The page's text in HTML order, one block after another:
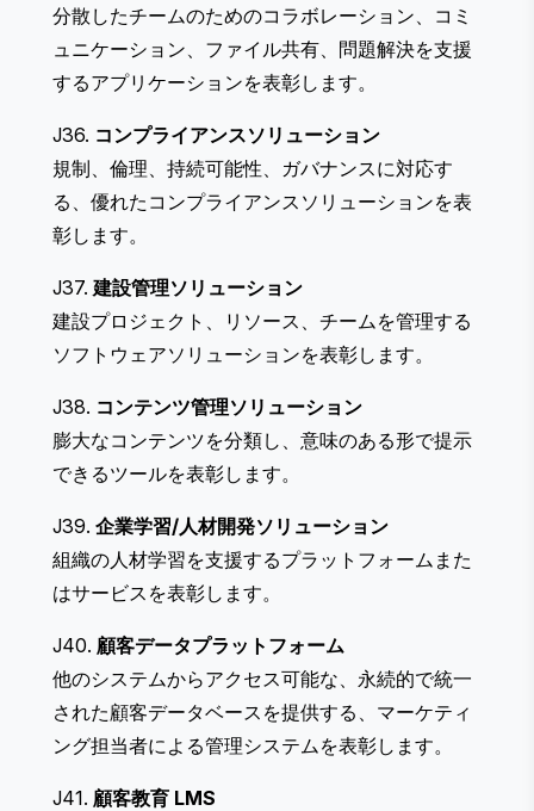
分散したチームのためのコラボレーション、コミ
ュニケーション、ファイル共有、問題解決を支援
するアプリケーションを表彰します。
J36. コンプライアンスソリューション
規制、倫理、持続可能性、ガバナンスに対応す
る、優れたコンプライアンスソリューションを表
彰します。
J37. 建設管理ソリューション
建設プロジェクト、リソース、チームを管理する
ソフトウェアソリューションを表彰します。
J38. コンテンツ管理ソリューション
膨大なコンテンツを分類し、意味のある形で提示
できるツールを表彰します。
J39. 企業学習/人材開発ソリューション
組織の人材学習を支援するプラットフォームまた
はサービスを表彰します。
J40. 顧客データプラットフォーム
他のシステムからアクセス可能な、永続的で統一
された顧客データベースを提供する、マーケティ
ング担当者による管理システムを表彰します。
J41. 顧客教育 LMS